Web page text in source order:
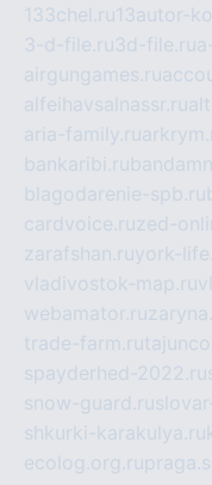
133chel.ru13autor-
3-d-file.ru3d-file.ru
airgungames.ru
alfeihavsalnassr.ru
aria-family.ru
bankaribi.ru
blagodarenie-spb.ru
cardvoice.ruzed-
zarafshan.ruyork-
vladivostok-map.ru
webamator.ru
trade-farm.ru
spayderhed-2022.ru
snow-guard.ru
shkurki-karakulya.ru
ecolog.org.ru